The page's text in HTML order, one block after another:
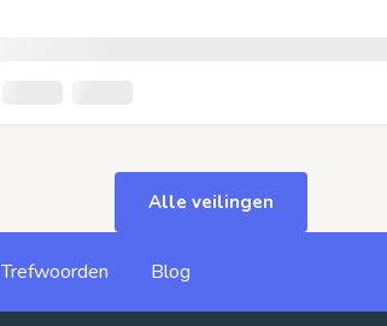
Alle veilingen
Trefwoorden Blog